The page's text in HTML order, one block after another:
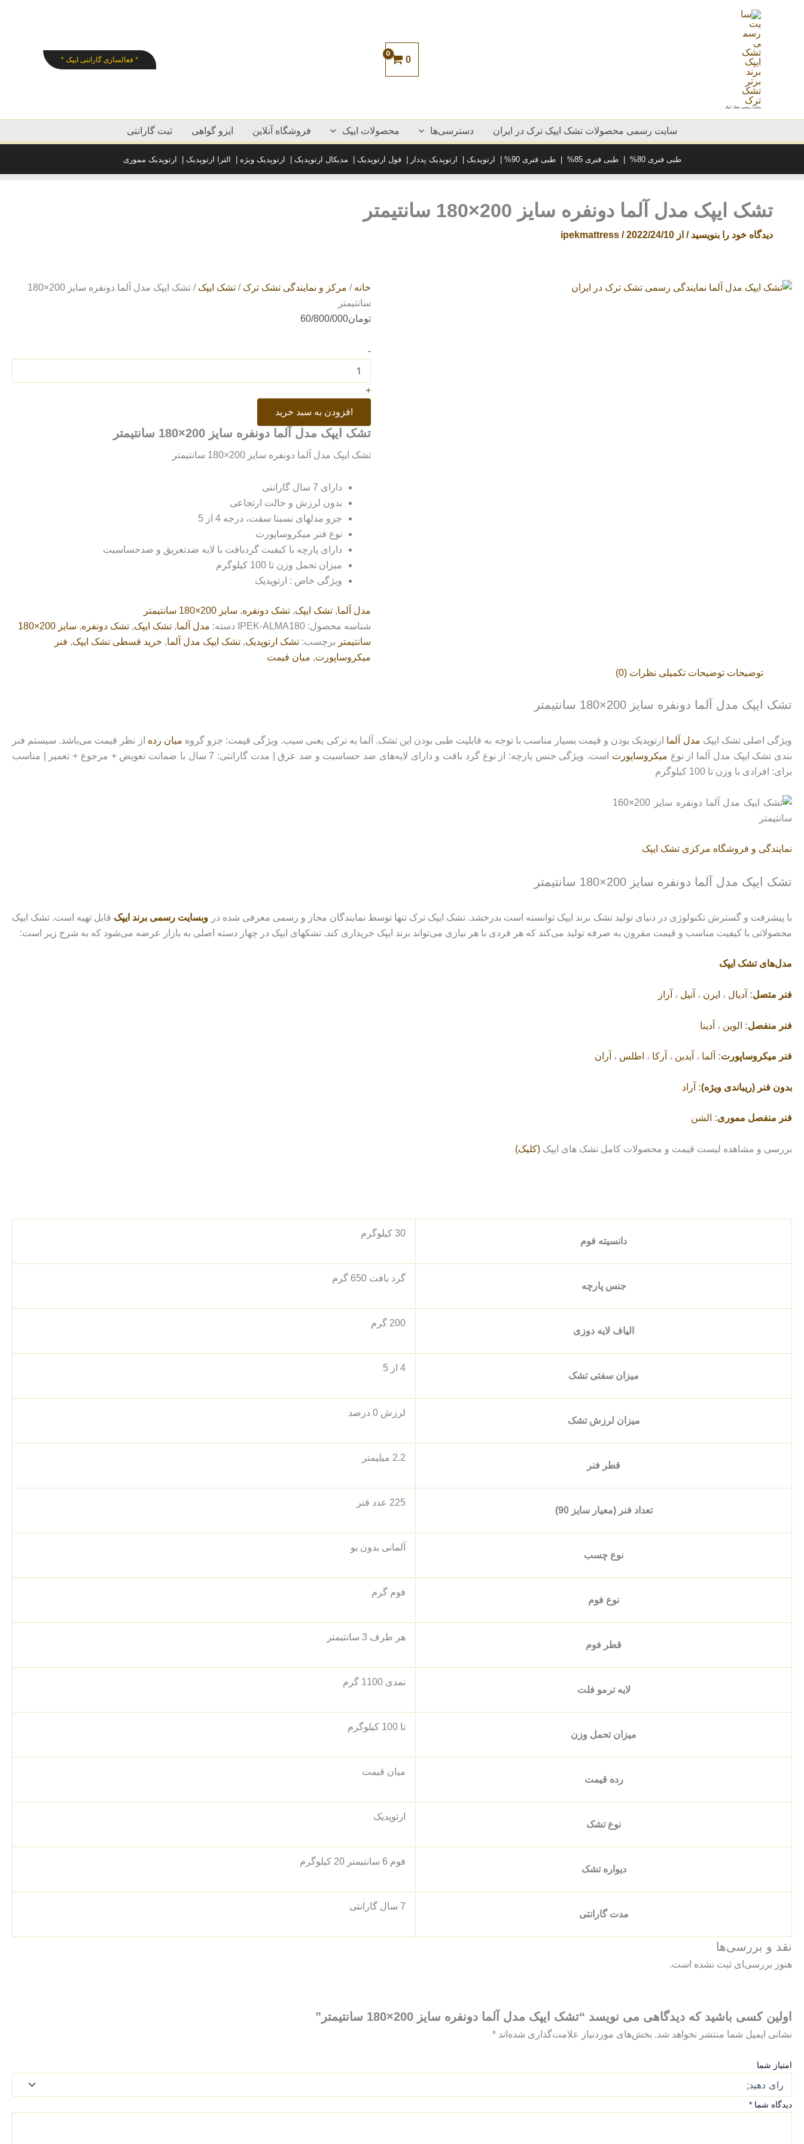
سایت رسمی تشک ایپک
0 * فعالسازی گارانتی ایپک *
سایت رسمی محصولات تشک ایپک ترک در ایران دسترسی‌ها محصولات ایپک فروشگاه آنلاین ایزو گواهی ثبت گارانتی
طبی فنری 80% |طبی فنری 85% |طبی فنری 90% ارتوپدیک ارتوپدیک پددار |فول ارتوپدیک مدیکال ارتوپدیک ارتوپدیک ویژه الترا ارتوپدیک ارتوپدیک مموری
تشک ایپک مدل آلما دونفره سایز 200×180 سانتیمتر
دیدگاه‌ خود را بنویسید / از ipekmattress /2022/24/10
خانه / مرکز و نمایندگی تشک ترک /تشک ایپک
/ تشک ایپک مدل آلما دونفره سایز 200×180
سانتیمتر
تومان60/800/000
-
+
افزودن به سبد خرید
تشک ایپک مدل آلما دونفره سایز 200×180 سانتیمتر
تشک ایپک مدل آلما دونفره سایز 200×180 سانتیمتر
دارای 7 سال گارانتی
بدون لرزش و حالت ارتجاعی
جزو مدلهای نسبتا سفت، درجه 4 از 5
نوع فنر میکروساپورت
دارای پارچه با کیفیت گردبافت با لایه ضدتعریق و ضدحساسیت
میزان تحمل وزن تا 100 کیلوگرم
ویژگی خاص : ارتوپدیک
مدل آلما,تشک ایپک,تشک دونفره, سایز 200×180 سانتیمتر
شناسه محصول:IPEK-ALMA180 دسته: مدل آلما,تشک ایپک,تشک دونفره,
سایز 200×180
سانتیمتر برچسب:تشک ارتوپدیک,تشک ایپک مدل آلما, خرید قسطی تشک ایپک, فنر
میکروساپورت, میان قیمت
توضیحات توضیحات تکمیلی نظرات (0)
تشک ایپک مدل آلما دونفره سایز 200×180 سانتیمتر
ویژگی اصلی تشک ایپک مدل آلما ارتوپدیک بودن و قیمت بسیار مناسب با توجه به قابلیت طبی بودن این تشک. آلما به ترکی یعنی سیب. ویژگی قیمت: جزو گروه میان رده از نظر قیمت می‌باشد. سیستم فنر
بندی تشک ایپک مدل آلما از نوع میکروساپورت
است. ویژگی جنس پارچه: از نوع گرد بافت و دارای لایه‌های ضد حساسیت و ضد عرق | مدت گارانتی: 7 سال با ضمانت تعویض + مرجوع + تعمیر | مناسب
برای: افرادی با وزن تا 100 کیلوگرم
نمایندگی و فروشگاه مرکزی تشک ایپک
تشک ایپک مدل آلما دونفره سایز 200×180 سانتیمتر
با پیشرفت و گسترش تکنولوژی در دنیای تولید تشک برند ایپک توانسته است بدرخشد. تشک ایپک ترک تنها توسط نمایندگان مجاز و رسمی معرفی شده در وبسایت رسمی برند ایپک قابل تهیه است. تشک ایپک
محصولاتی با کیفیت مناسب و قیمت مقرون به صرفه تولید می‌کند که هر فردی با هر نیازی می‌تواند برند ایپک خریداری کند. تشکهای ایپک در چهار دسته اصلی به بازار عرضه می‌شود که به شرح زیر است:
مدل‌های تشک ایپک
فنر متصل: آدیال ، ایرن ، آنیل ، آراز
فنر منفصل: الوین ، آدینا
فنر میکروساپورت: آلما ، آیدین ، آرکا ، اطلس ، آران
بدون فنر (ریباندی ویژه): آراد
فنر منفصل مموری: الشن
بررسی و مشاهده لیست قیمت و محصولات کامل تشک های ایپک (کلیک)
دانسیته فوم
30 کیلوگرم
جنس پارچه
گرد بافت 650 گرم
الیاف لایه دوزی
200 گرم
میزان سفتی تشک
4 از 5
میزان لرزش تشک
لرزش 0 درصد
قطر فنر
2.2 میلیمتر
تعداد فنر (معیار سایز 90)
225 عدد فنر
نوع چسب
آلمانی بدون بو
نوع فوم
فوم گرم
قطر فوم
هر طرف 3 سانتیمتر
لایه ترمو فلت
نمدی 1100 گرم
میزان تحمل وزن
تا 100 کیلوگرم
رده قیمت
میان قیمت
نوع تشک
ارتوپدیک
دیواره تشک
فوم 6 سانتیمتر 20 کیلوگرم
مدت گارانتی
7 سال گارانتی
نقد و بررسی‌ها
هنوز بررسی‌ای ثبت نشده است.
اولین کسی باشید که دیدگاهی می نویسد “تشک ایپک مدل آلما دونفره سایز 200×180 سانتیمتر”
نشانی ایمیل شما منتشر نخواهد شد. بخش‌های موردنیاز علامت‌گذاری شده‌اند *
امتیاز شما
دیدگاه شما *